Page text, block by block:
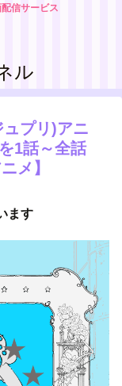
信サービス
ル
プリ)アニ
1話～全話
メ】
ます